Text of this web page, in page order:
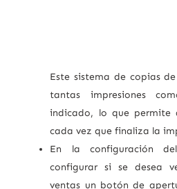
Este sistema de copias
tantas impresiones
indicado, lo que permite
cada vez que finaliza la
En la configuración
configurar si se desea
ventas un botón de